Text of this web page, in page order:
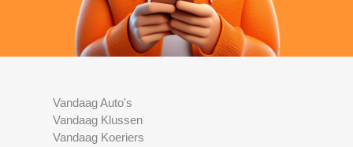
Vandaag Auto's
Vandaag Klussen
Vandaag Koeriers